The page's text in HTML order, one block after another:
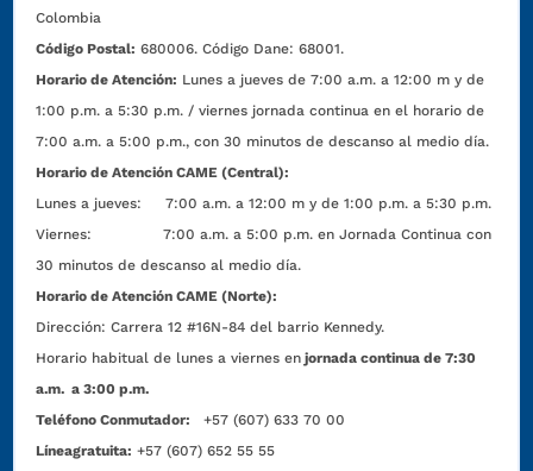
Colombia
Código Postal: 680006. Código Dane: 68001.
Horario de Atención: Lunes a jueves de 7:00 a.m. a 12:00 m y de
1:00 p.m. a 5:30 p.m. / viernes jornada continua en el horario de
7:00 a.m. a 5:00 p.m., con 30 minutos de descanso al medio día.
Horario de Atención CAME (Central):
Lunes a jueves: 7:00 a.m. a 12:00 m y de 1:00 p.m. a 5:30 p.m.
Viernes: 7:00 a.m. a 5:00 p.m. en Jornada Continua con
30 minutos de descanso al medio día.
Horario de Atención CAME (Norte):
Dirección:Carrera 12 #16N-84 del barrio Kennedy.
Horario habitual de lunes a viernes en jornada continua de 7:30
a.m. a 3:00 p.m.
Teléfono Conmutador:
+57 (607) 633 70 00
Líneagratuita: +57 (607) 652 55 55